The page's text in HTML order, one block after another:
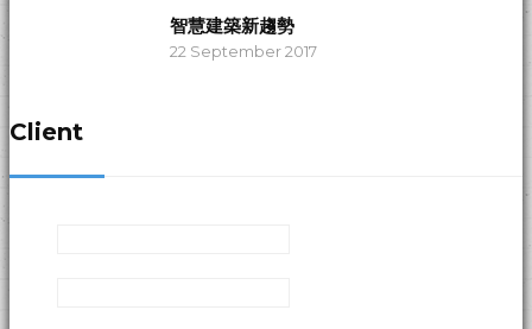
智慧建築新趨勢
22 September 2017
Client